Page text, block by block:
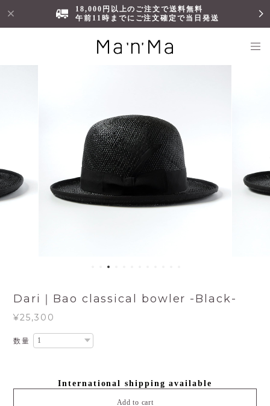
18,000円以上のご注文で送料無料
午前11時までにご注文確定で当日発送
Dari｜Bao classical bowler -Black-
¥25,300
数量
International shipping available
Add to cart